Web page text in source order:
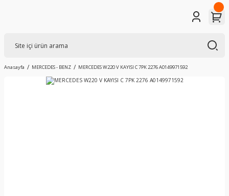
Anasayfa MERCEDES - BENZ MERCEDES W220 V KAYISI C 7PK 2276 A0149971592